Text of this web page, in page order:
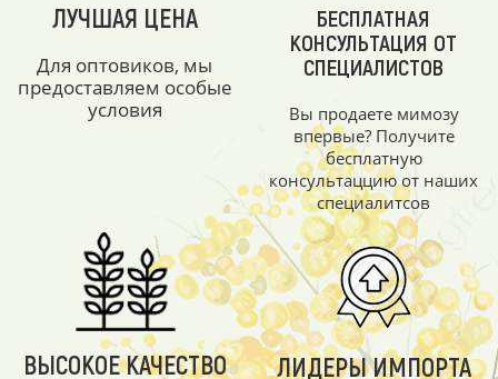
ЛУЧШАЯ ЦЕНА
Для оптовиков, мы
предоставляем особые
условия
БЕСПЛАТНАЯ
КОНСУЛЬТАЦИЯ ОТ
СПЕЦИАЛИСТОВ
Вы продаете мимозу
впервые? Получите
бесплатную
консультаццию от наших
специалитсов
ВЫСОКОЕ КАЧЕСТВО
ЛИДЕРЫ ИМПОРТА